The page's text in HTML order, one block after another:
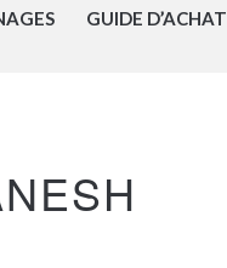
GUIDE D’ACHAT